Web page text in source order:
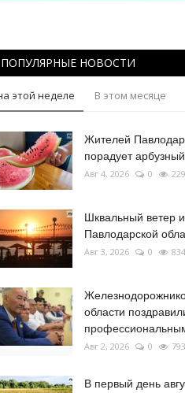
ПОПУЛЯРНЫЕ НОВОСТИ
этой неделе В этом месяце
Жителей
порадует
Авг 4, 2026 0
Шквальный ветер
Павлодарской
Авг 3, 2026 0 834
области
Авг 2, 2026 0 793
В первый день